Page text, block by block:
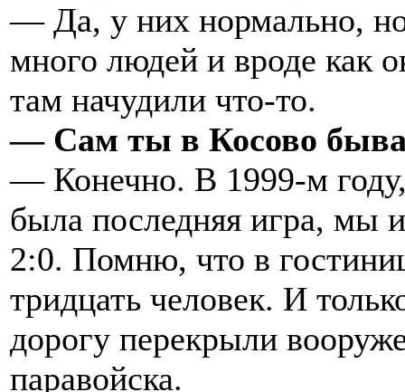
— Да, у них нормально,
много людей и вроде как
там начудили что-то.
— Сам ты в Косово
— Конечно. В 1999-м
была последняя игра, мы
2:0. Помню, что в
тридцать человек. И
дорогу перекрыли
паравойска.